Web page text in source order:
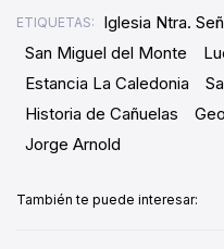
ETIQUETAS:
Iglesia Ntra.
San Miguel del Monte
Estancia La Caledonia
Historia de Cañuelas
Jorge Arnold
También te puede interesar: